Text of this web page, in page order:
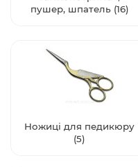
пушер, шпатель (16)
Ножиці для педикюру
(5)